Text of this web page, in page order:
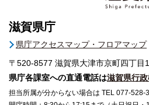
滋賀県庁
県庁アクセスマップ・フロアマップ
〒520-8577 滋賀県大津市京町四丁目
県庁各課室への直通電話は滋賀県行
担当所属が分からない場合は TEL 077-528-